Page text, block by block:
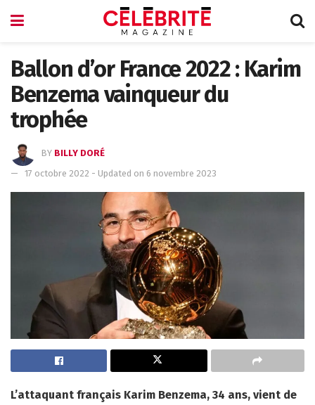
Ballon d’or France 2022 : Karim
Benzema vainqueur du
trophée
BY BILLY DORÉ
17 octobre 2022 - Updated on 6 novembre 2023
L’attaquant français Karim Benzema, 34 ans, vient de